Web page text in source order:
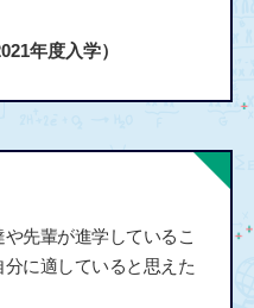
年度入学）
先輩が進学しているこ
に適していると思えた